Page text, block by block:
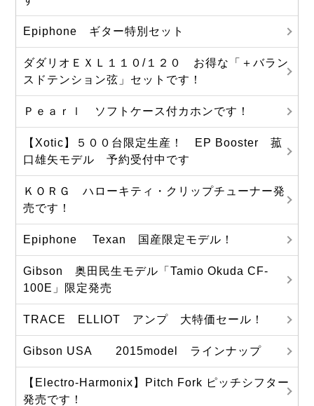
Epiphone ギター特別セット
ダダリオＥＸＬ１１０/１２０ お得な「＋バラン
スドテンション弦」セットです！
Ｐｅａｒｌ ソフトケース付カホンです！
【Xotic】５００台限定生産！ EP Booster 菰
口雄矢モデル 予約受付中です
ＫＯＲＧ ハローキティ・クリップチューナー発
売です！
Epiphone Texan 国産限定モデル！
Gibson 奥田民生モデル「Tamio Okuda CF-
100E」限定発売
TRACE ELLIOT アンプ 大特価セール！
Gibson USA 2015model ラインナップ
【Electro-Harmonix】Pitch Fork ピッチシフター
発売です！